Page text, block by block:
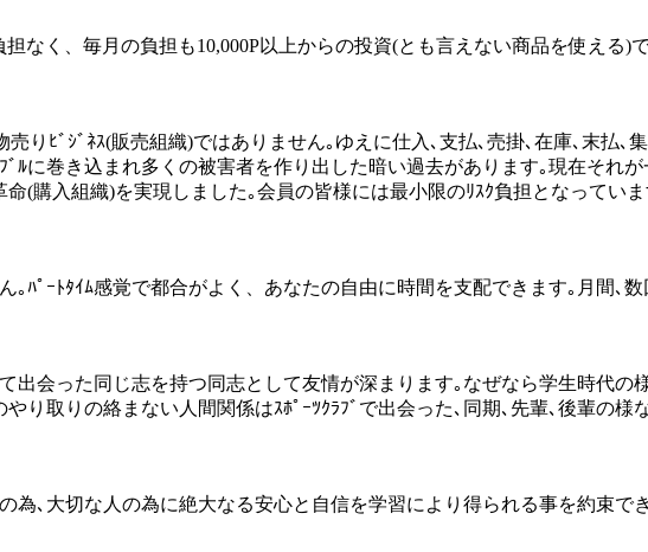
なく、毎月の負担も10,000P以上からの投資(とも言えない商品を使える)
りﾋﾞｼﾞﾈｽ(販売組織)ではありません｡ゆえに仕入､支払､売掛､在庫､末払､
ﾙに巻き込まれ多くの被害者を作り出した暗い過去があります｡現在それ
(購入組織)を実現しました｡会員の皆様には最小限のﾘｽｸ負担となってい
｡ﾊﾟｰﾄﾀｲﾑ感覚で都合がよく、あなたの自由に時間を支配できます｡月間､
会った同じ志を持つ同志として友情が深まります｡なぜなら学生時代の
り取りの絡まない人間関係はｽﾎﾟｰﾂｸﾗﾌﾞで出会った､同期､先輩､後輩の
為､大切な人の為に絶大なる安心と自信を学習により得られる事を約束で